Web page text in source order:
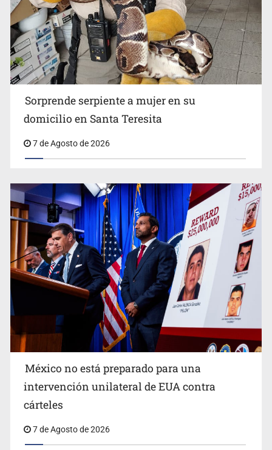
Detienen a tres miembros de red transnacional de
tráfico de personas
Procesan a el “R1”, presunto líder criminal en Jalisco y
Michoacán
Desapariciones en Jalisco, con complicidad de policías,
Sorprende serpiente a mujer en su
domicilio en Santa Teresita
7 de Agosto de 2026
México no está preparado para una
intervención unilateral de EUA contra
cárteles
7 de Agosto de 2026